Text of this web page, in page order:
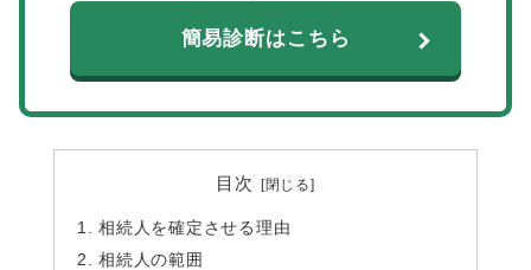
簡易診断はこちら
目次
相続人を確定させる理由
相続人の範囲